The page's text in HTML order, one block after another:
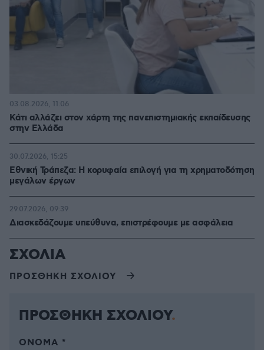
Κάτι αλλάζει στον χάρτη της πανεπιστημιακής εκπαίδευσης
στην Ελλάδα
03.08.2026, 11:06
Εθνική Τράπεζα: Η κορυφαία επιλογή για τη χρηματοδότηση
μεγάλων έργων
30.07.2026, 15:25
Διασκεδάζουμε υπεύθυνα, επιστρέφουμε με ασφάλεια
29.07.2026, 09:39
ΣΧΟΛΙΑ
ΠΡΟΣΘΗΚΗ ΣΧΟΛΙΟΥ
ΠΡΟΣΘΗΚΗ ΣΧΟΛΙΟΥ
ΌΝΟΜΑ *